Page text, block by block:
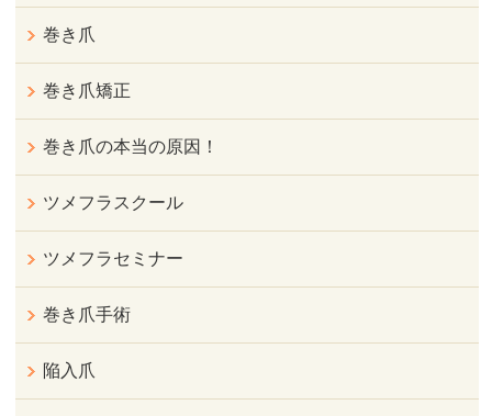
巻き爪
巻き爪矯正
巻き爪の本当の原因！
ツメフラスクール
ツメフラセミナー
巻き爪手術
陥入爪